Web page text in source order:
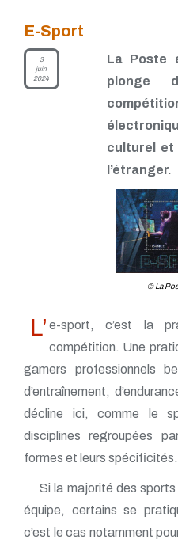
E-Sport
3
juin
2024
La Poste
plonge
culturel et
l’étranger.
© La
L’ e-sport, c’est la
compétition. Une
gamers professionnels
d’entraînement,
décline ici, comme le
disciplines regroupées
formes et leurs spécificités.
Si la majorité des
équipe, certains se
c’est le cas notamment